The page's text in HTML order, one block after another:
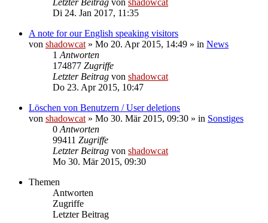
Di 24. Jan 2017, 11:35
A note for our English speaking visitors
von shadowcat » Mo 20. Apr 2015, 14:49 » in News
1 Antworten
174877 Zugriffe
Letzter Beitrag von shadowcat
Do 23. Apr 2015, 10:47
Löschen von Benutzern / User deletions
von shadowcat » Mo 30. Mär 2015, 09:30 » in Sonstiges
0 Antworten
99411 Zugriffe
Letzter Beitrag von shadowcat
Mo 30. Mär 2015, 09:30
Themen
Antworten
Zugriffe
Letzter Beitrag